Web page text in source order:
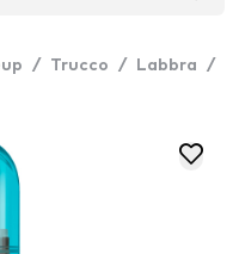
/ Trucco / Labbra
/